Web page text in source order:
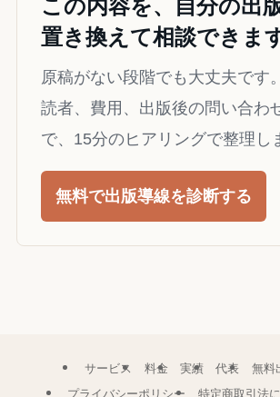
この内容を、自分の出
置き換えて相談できます
原稿がない段階でも大丈夫です
読者、費用、出版後の問い合わ
で、15分のヒアリングで整理し
無料で出版導線を診断する
サービス 料金 実績 代表
無料
プライバシーポリシー
特定商取引法